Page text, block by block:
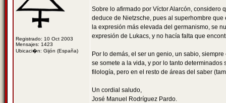
Registrado: 10 Oct 2003
Mensajes: 1423
Ubicaci�n: Gijón (España)
Sobre lo afirmado por Víctor Alarcón, considero
deduce de Nietzsche, pues al superhombre
la expresión más elevada del germanismo, se
expresión de Lukacs, y no hacía falta que
Por lo demás, el ser un genio, un sabio,
se somete a la vida, y por lo tanto
filología, pero en el resto de áreas del saber
Un cordial saludo,
José Manuel Rodríguez Pardo.